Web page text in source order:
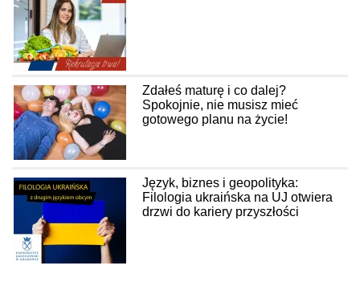
Zdałeś maturę i co dalej?
Spokojnie, nie musisz mieć
gotowego planu na życie!
Język, biznes i geopolityka:
Filologia ukraińska na UJ otwiera
drzwi do kariery przyszłości